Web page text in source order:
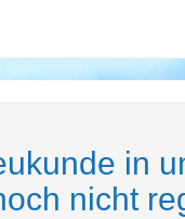
in
nicht